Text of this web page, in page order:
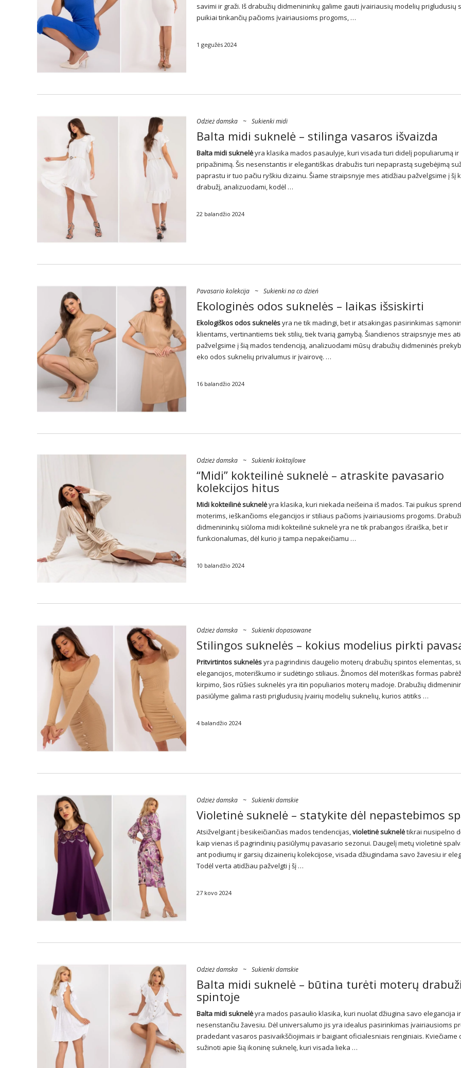
savimi ir graži. Iš drabužių didmenininkų galime gauti įvairiausių modelių prigludusių
puikiai tinkančių pačioms įvairiausioms progoms, …
1 gegužės 2024
Odzież damska ~ Sukienki midi
Balta midi suknelė – stilinga vasaros išvaizda
Balta midi suknelėyra klasika mados pasaulyje, kuri visada turi didelį populiarumą ir
pripažinimą. Šis nesenstantis ir elegantiškas drabužis turi nepaprastą sugebėjimą
paprastu ir tuo pačiu ryškiu dizainu. Šiame straipsnyje mes atidžiau pažvelgsime į šį
drabužį, analizuodami, kodėl …
22 balandžio 2024
Pavasario kolekcija ~ Sukienki na co dzień
Ekologinės odos suknelės – laikas išsiskirti
Ekologiškos odossuknelėsyra ne tik madingi, bet ir atsakingas pasirinkimas
klientams, vertinantiems tiek stilių, tiek tvarią gamybą. Šiandienos straipsnyje mes
pažvelgsime į šią mados tendenciją, analizuodami mūsų drabužių didmeninės
eko odos suknelių privalumus ir įvairovę. …
16 balandžio 2024
Odzież damska ~ Sukienki koktajlowe
“Midi” kokteilinė suknelė – atraskite pavasario
kolekcijos hitus
Midi kokteilinė suknelėyra klasika, kuri niekada neišeina iš mados. Tai puikus
moterims, ieškančioms elegancijos ir stiliaus pačioms įvairiausioms progoms.
didmenininkų siūloma midi kokteilinė suknelė yra ne tik prabangos išraiška, bet ir
funkcionalumas, dėl kurio ji tampa nepakeičiamu …
10 balandžio 2024
Odzież damska ~ Sukienki dopasowane
Stilingos suknelės – kokius modelius pirkti
Pritvirtintossuknelėsyra pagrindinis daugelio moterų drabužių spintos elementas,
elegancijos, moteriškumo ir sudėtingo stiliaus. Žinomos dėl moteriškas formas
kirpimo, šios rūšies suknelės yra itin populiarios moterų madoje. Drabužių
pasiūlyme galima rasti prigludusių įvairių modelių suknelių, kurios atitiks …
4 balandžio 2024
Odzież damska ~ Sukienki damskie
Violetinė suknelė – statykite dėl nepastebimos
Atsižvelgiant į besikeičiančias mados tendencijas, violetinė suknelėtikrai nusipelno
kaip vienas iš pagrindinių pasiūlymų pavasario sezonui. Daugelį metų violetinė
ant podiumų ir garsių dizainerių kolekcijose, visada džiugindama savo žavesiu ir
Todėl verta atidžiau pažvelgti į šį …
27 kovo 2024
Odzież damska ~ Sukienki damskie
Balta midi suknelė – būtina turėti moterų
spintoje
Balta midi suknelėyra mados pasaulio klasika, kuri nuolat džiugina savo elegancija ir
nesenstančiu žavesiu. Dėl universalumo jis yra idealus pasirinkimas įvairiausioms
pradedant vasaros pasivaikščiojimais ir baigiant oficialesniais renginiais. Kviečiame
sužinoti apie šią ikoninę suknelę, kuri visada lieka …